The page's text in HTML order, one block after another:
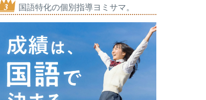
国語特化の個別指導ヨミサマ。